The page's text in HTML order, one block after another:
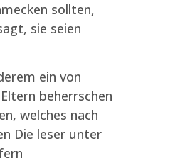
sollten,
sie seien
ein von
beherrschen
welches nach
Die leser unter